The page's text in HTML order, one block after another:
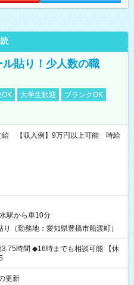
貼り！少人数の職
OK 大学生歓迎
ブランクOK
給 【収入例】9万円以上可能 時給
駅から車10分
（勤務地：愛知県豊橋市船渡町）
相談可能 【休
更新